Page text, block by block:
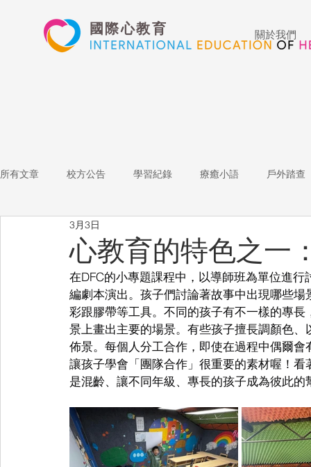
國際心教育 關於我們
所有文章 校方公告 學習紀錄 療癒小語 戶外踏查
表演藝術
心文藝競賽 國際教育 Star of the Week 教師增能
心教育的特色之一
3月3日
在DFC的小專題課程中，以導師班為單位進
編劇本演出。孩子們討論著故事中出現哪些
彩跟膠帶等工具。不同的孩子有不一樣的專
景上畫出主要的場景。有些孩子擅長調顏色
佈景。每個人分工合作，即使在過程中偶爾
讓孩子學會「團隊合作」很重要的素材喔！
是混齡、讓不同年級、專長的孩子成為彼此